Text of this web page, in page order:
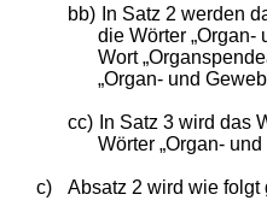
bb)
In Satz 2 werden
die Wörter
Wort
„Organ- und
cc)
In Satz 3 wird das
Wörter „Organ-
c) Absatz 2 wird wie folgt